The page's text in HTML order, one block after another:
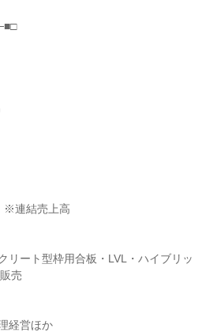
※連結売上高
リート型枠用合板・LVL・ハイブリッ
売
経営ほか